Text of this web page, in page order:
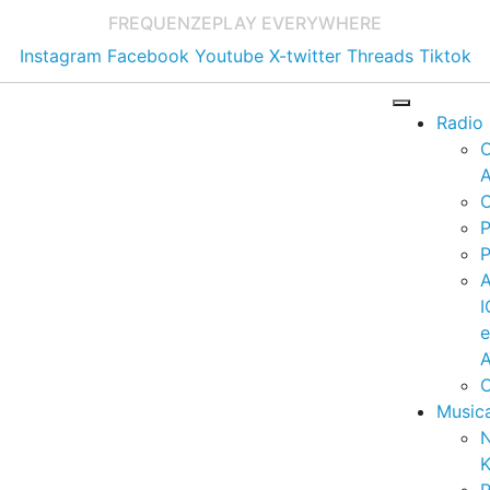
FREQUENZEPLAY EVERYWHERE
Instagram Facebook Youtube X-twitter Threads Tiktok
Radio
e